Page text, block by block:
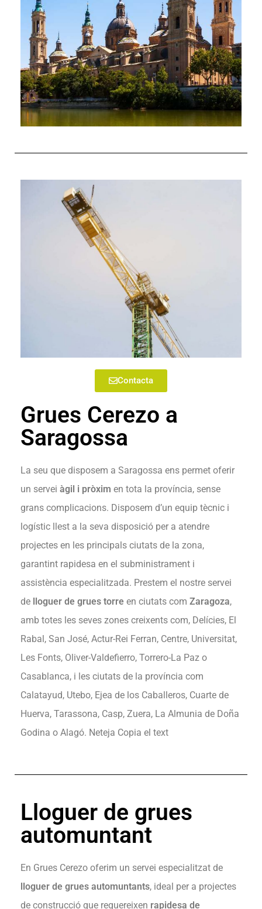
Contacta
Grues Cerezo a
Saragossa
La seu que disposem a Saragossa ens permet oferir
un servei àgil i pròxim en tota la província, sense
grans complicacions. Disposem d’un equip tècnic i
logístic llest a la seva disposició per a atendre
projectes en les principals ciutats de la zona,
garantint rapidesa en el subministrament i
assistència especialitzada. Prestem el nostre servei
de lloguer de grues torre en ciutats com Zaragoza,
amb totes les seves zones creixents com, Delícies, El
Rabal, San José, Actur-Rei Ferran, Centre, Universitat,
Les Fonts, Oliver-Valdefierro, Torrero-La Paz o
Casablanca, i les ciutats de la província com
Calatayud, Utebo, Ejea de los Caballeros, Cuarte de
Huerva, Tarassona, Casp, Zuera, La Almunia de Doña
Godina o Alagó. Neteja Copia el text
Lloguer de grues
automuntant
En Grues Cerezo oferim un servei especialitzat de
lloguer de grues automuntants, ideal per a projectes
de construcció que requereixen rapidesa de